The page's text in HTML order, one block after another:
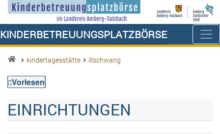
Kinderbetreuungsplatzbörse
kindertagesstätte illschwang
Vorlesen
EINRICHTUNGEN